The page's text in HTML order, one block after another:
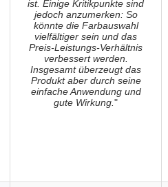
ist. Einige Kritikpunkte sind
jedoch anzumerken: So
könnte die Farbauswahl
vielfältiger sein und das
Preis-Leistungs-Verhältnis
verbessert werden.
Insgesamt überzeugt das
Produkt aber durch seine
einfache Anwendung und
gute Wirkung."